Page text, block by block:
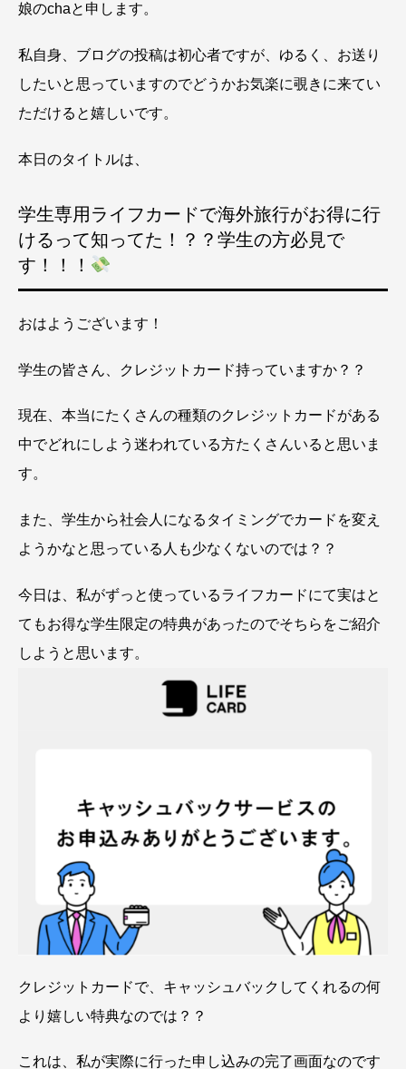
娘のchaと申します。
私自身、ブログの投稿は初心者ですが、ゆるく、お送り
したいと思っていますのでどうかお気楽に覗きに来てい
ただけると嬉しいです。
本日のタイトルは、
学生専用ライフカードで海外旅行がお得に行
けるって知ってた！？？学生の方必見で
す！！！
おはようございます！
学生の皆さん、クレジットカード持っていますか？？
現在、本当にたくさんの種類のクレジットカードがある
中でどれにしよう迷われている方たくさんいると思いま
す。
また、学生から社会人になるタイミングでカードを変え
ようかなと思っている人も少なくないのでは？？
今日は、私がずっと使っているライフカードにて実はと
てもお得な学生限定の特典があったのでそちらをご紹介
しようと思います。
クレジットカードで、キャッシュバックしてくれるの何
より嬉しい特典なのでは？？
これは、私が実際に行った申し込みの完了画面なのです